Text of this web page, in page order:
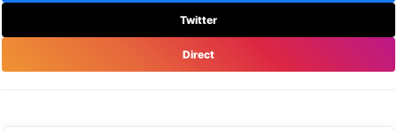
Twitter
Direct